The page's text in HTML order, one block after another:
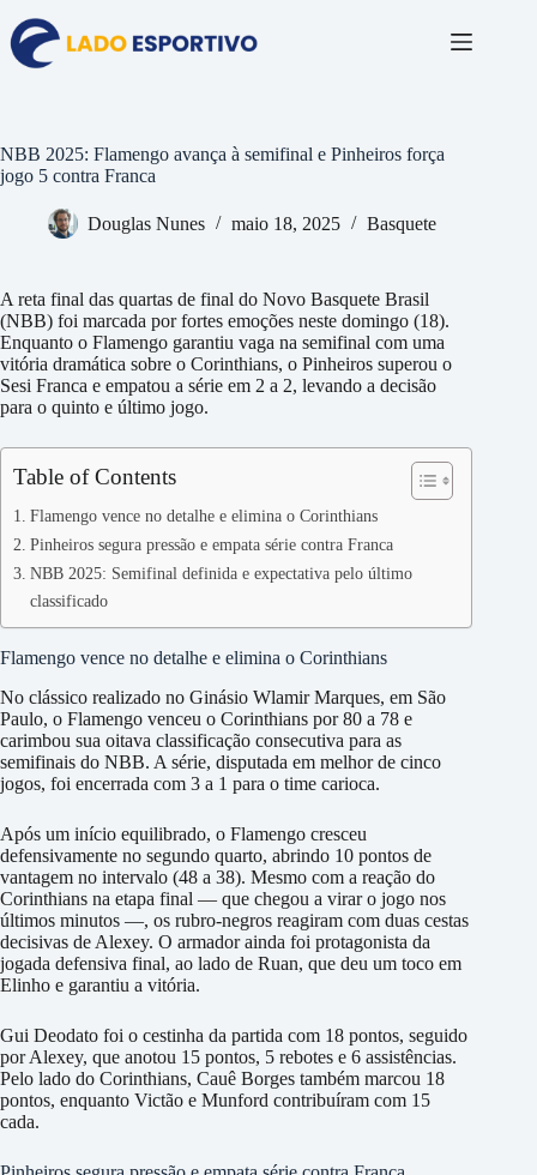
para
conteúdo
NBB 2025: Flamengo avança à semifinal e Pinheiros força
jogo 5 contra Franca
Douglas Nunes maio 18, 2025 Basquete
A reta final das quartas de final do Novo Basquete Brasil
(NBB) foi marcada por fortes emoções neste domingo (18).
Enquanto o Flamengo garantiu vaga na semifinal com uma
vitória dramática sobre o Corinthians, o Pinheiros superou o
Sesi Franca e empatou a série em 2 a 2, levando a decisão
para o quinto e último jogo.
Table of Contents
Flamengo vence no detalhe e elimina o Corinthians
Pinheiros segura pressão e empata série contra Franca
NBB 2025: Semifinal definida e expectativa pelo último
classificado
Flamengo vence no detalhe e elimina o Corinthians
No clássico realizado no Ginásio Wlamir Marques, em São
Paulo, o Flamengo venceu o Corinthians por 80 a 78 e
carimbou sua oitava classificação consecutiva para as
semifinais do NBB. A série, disputada em melhor de cinco
jogos, foi encerrada com 3 a 1 para o time carioca.
Após um início equilibrado, o Flamengo cresceu
defensivamente no segundo quarto, abrindo 10 pontos de
vantagem no intervalo (48 a 38). Mesmo com a reação do
Corinthians na etapa final — que chegou a virar o jogo nos
últimos minutos —, os rubro-negros reagiram com duas cestas
decisivas de Alexey. O armador ainda foi protagonista da
jogada defensiva final, ao lado de Ruan, que deu um toco em
Elinho e garantiu a vitória.
Gui Deodato foi o cestinha da partida com 18 pontos, seguido
por Alexey, que anotou 15 pontos, 5 rebotes e 6 assistências.
Pelo lado do Corinthians, Cauê Borges também marcou 18
pontos, enquanto Victão e Munford contribuíram com 15
cada.